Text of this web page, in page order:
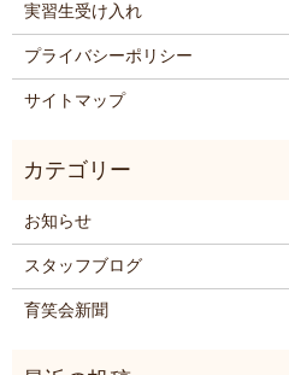
実習生受け入れ
プライバシーポリシー
サイトマップ
お知らせ
スタッフブログ
育笑会新聞